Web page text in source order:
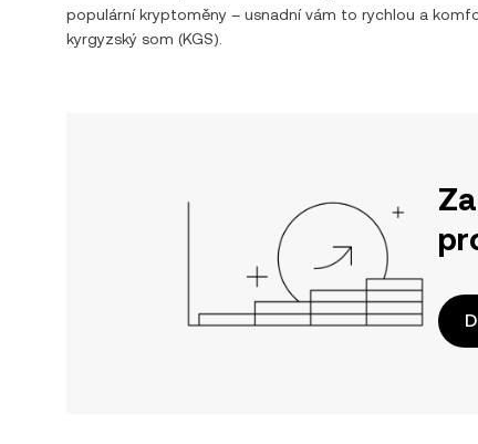
populární kryptoměny – usnadní vám to rychlou a
kyrgyzský som (KGS).